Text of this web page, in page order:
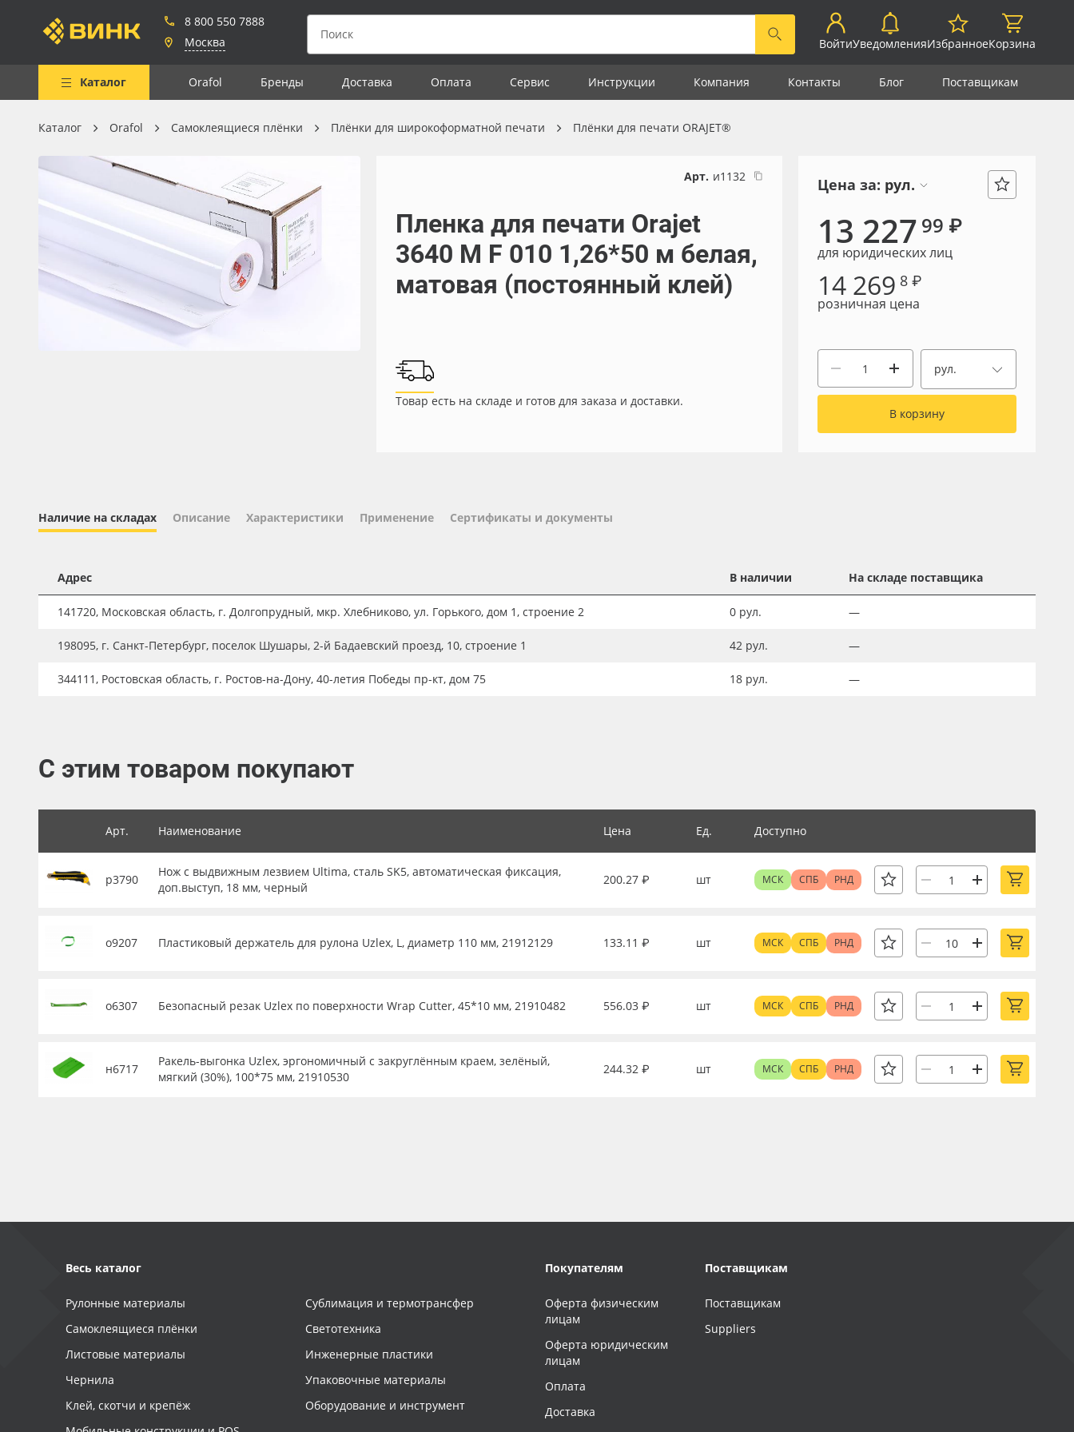
8 800 550 7888
Москва
ВойтиУведомленияИзбранноеКорзина
Каталог Orafol Бренды Доставка Оплата Сервис Инструкции Компания Контакты Блог Поставщикам
Весь каталог
Рулонные материалы
Самоклеящиеся плёнки
Листовые материалы
Чернила
Клей, скотчи и крепёж
Мобильные конструкции и
POS-материалы
Новинки ассортимента
Плёнка монтажная Oratape
ПЭТ листовой
ПЭТ бэклит
Заготовки для сувениров
Каталог Orafol Самоклеящиеся плёнки Плёнки для широкоформатной печати Плёнки для печати ORAJET®
Арт. и1132
Пленка для печати Orajet
3640 M F 010 1,26*50 м белая,
матовая (постоянный клей)
Товар есть на складе и готов для заказа и доставки.
Цена за: рул.
13 227 99 ₽
для юридических лиц
14 269 8 ₽
розничная цена
рул.
В корзину
Наличие на складах Описание Характеристики Применение Сертификаты и документы
Адрес В наличии На складе поставщика
141720, Московская область, г. Долгопрудный, мкр. Хлебниково, ул. Горького, дом 1, строение 2 0 рул. —
198095, г. Санкт-Петербург, поселок Шушары, 2-й Бадаевский проезд, 10, строение 1 42 рул. —
344111, Ростовская область, г. Ростов-на-Дону, 40-летия Победы пр-кт, дом 75 18 рул. —
С этим товаром покупают
Арт. Наименование Цена Ед. Доступно
р3790
Нож с выдвижным лезвием Ultima, сталь SK5, автоматическая фиксация,
доп.выступ, 18 мм, черный
200.27 ₽ шт МСК СПБ РНД
о9207 Пластиковый держатель для рулона Uzlex, L, диаметр 110 мм, 21912129 133.11 ₽ шт МСК СПБ РНД
о6307 Безопасный резак Uzlex по поверхности Wrap Cutter, 45*10 мм, 21910482 556.03 ₽ шт МСК СПБ РНД
н6717
Ракель-выгонка Uzlex, эргономичный с закруглённым краем, зелёный,
мягкий (30%), 100*75 мм, 21910530
244.32 ₽ шт МСК СПБ РНД
Весь каталог
Рулонные материалы
Самоклеящиеся плёнки
Листовые материалы
Чернила
Клей, скотчи и крепёж
Сублимация и термотрансфер
Светотехника
Инженерные пластики
Упаковочные материалы
Оборудование и инструмент
Покупателям
Оферта физическим
лицам
Оферта юридическим
лицам
Оплата
Доставка
Поставщикам
Поставщикам
Suppliers